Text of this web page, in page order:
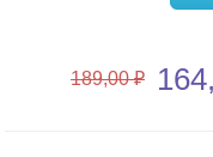
189,00 ₽